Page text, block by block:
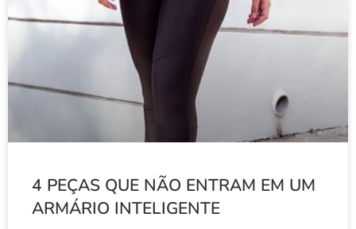
4 PEÇAS QUE NÃO ENTRAM EM UM
ARMÁRIO INTELIGENTE